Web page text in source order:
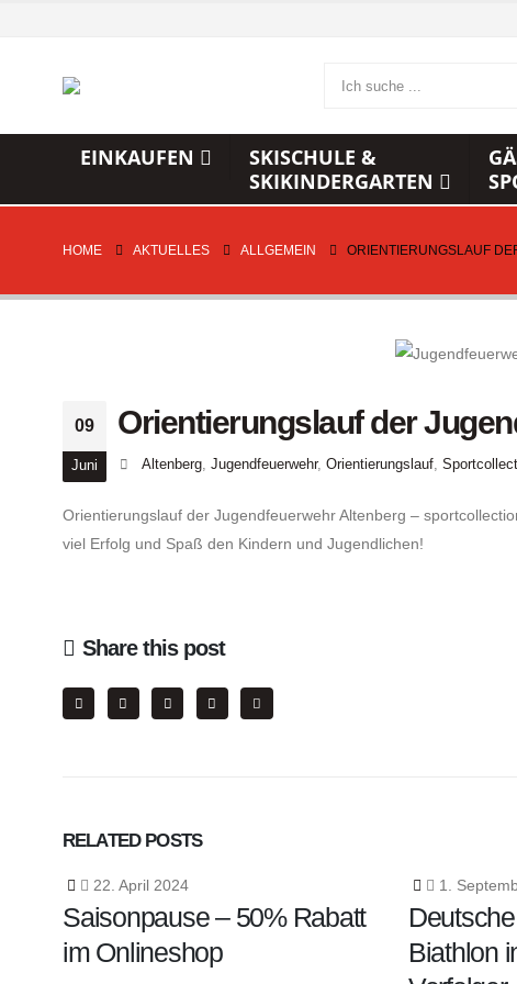
EINKAUFEN
SKISCHULE &
SKIKINDERGARTEN
HOME AKTUELLES ALLGEMEIN ORIENTIERUNGSLAUF
09
Juni
Orientierungslauf der
Altenberg, Jugendfeuerwehr, Orientierungslauf,
Orientierungslauf der Jugendfeuerwehr Altenberg –
viel Erfolg und Spaß den Kindern und Jugendlichen!
Share this post
RELATED POSTS
22. April 2024
Saisonpause – 50% Rabatt
im Onlineshop
1.
Biathlon